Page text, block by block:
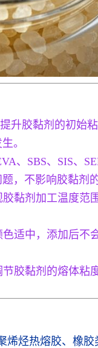
升胶黏剂的初始
。
、SBS、SIS、
，不影响胶黏剂
黏剂加工温度范
适中，添加后不
胶黏剂的熔体粘
烯烃热熔胶、橡